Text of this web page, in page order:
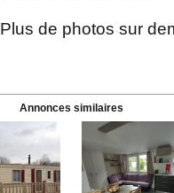
Plus de photos sur
Annonces similaires